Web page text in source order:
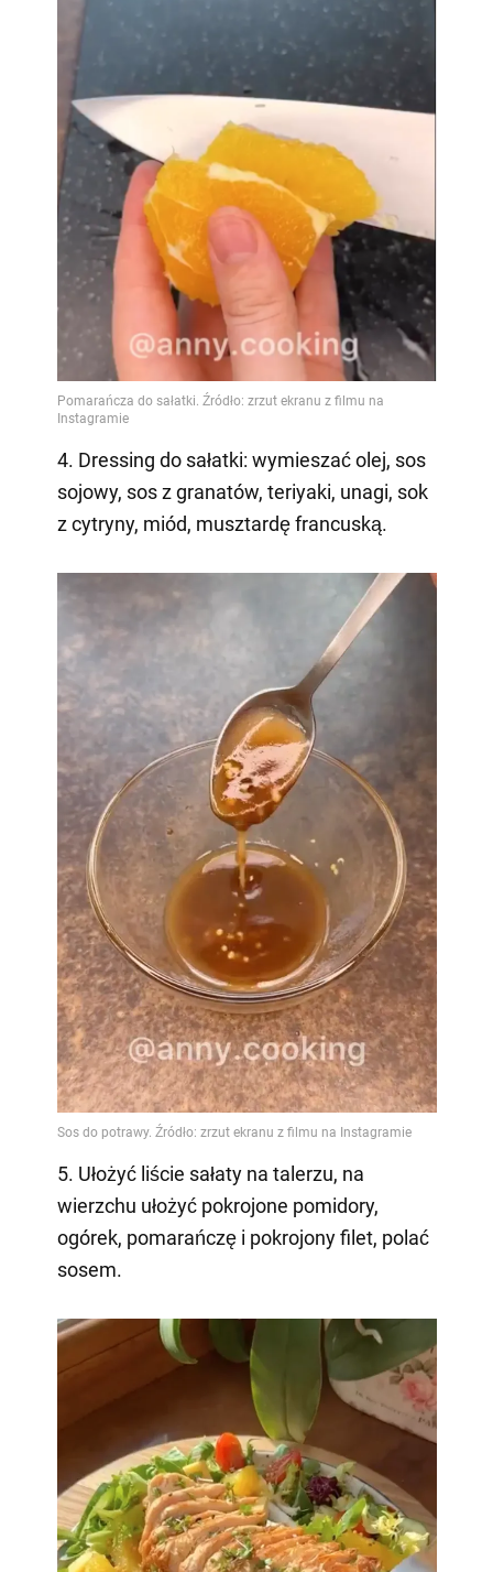
4. Dressing do sałatki: wymieszać olej, sos
sojowy, sos z granatów, teriyaki, unagi, sok
z cytryny, miód, musztardę francuską.
5. Ułożyć liście sałaty na talerzu, na
wierzchu ułożyć pokrojone pomidory,
ogórek, pomarańczę i pokrojony filet, polać
sosem.